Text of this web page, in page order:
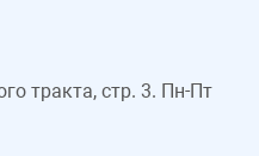
тракта, стр. 3. Пн-Пт